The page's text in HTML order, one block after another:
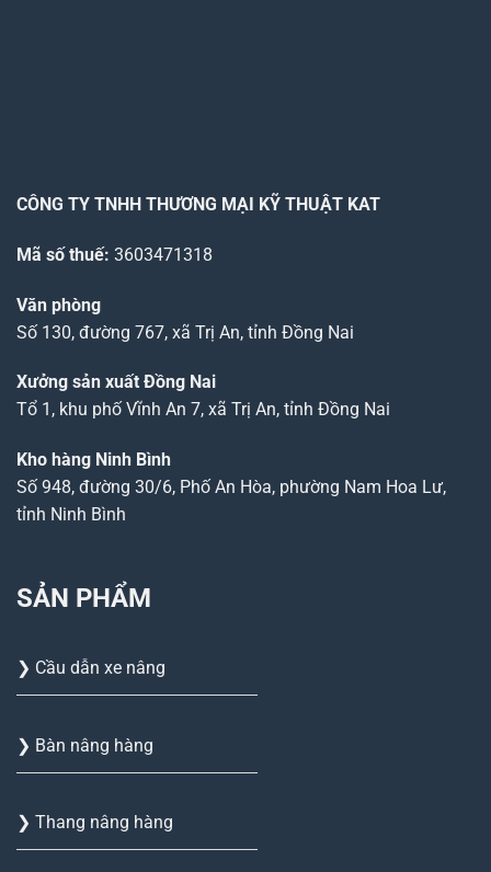
CÔNG TY TNHH THƯƠNG MẠI KỸ THUẬT KAT
Mã số thuế: 3603471318
Văn phòng
Số 130, đường 767, xã Trị An, tỉnh Đồng Nai
Xưởng sản xuất Đồng Nai
Tổ 1, khu phố Vĩnh An 7, xã Trị An, tỉnh Đồng Nai
Kho hàng Ninh Bình
Số 948, đường 30/6, Phố An Hòa, phường Nam Hoa Lư,
tỉnh Ninh Bình
SẢN PHẨM
❯ Cầu dẫn xe nâng
❯ Bàn nâng hàng
❯ Thang nâng hàng